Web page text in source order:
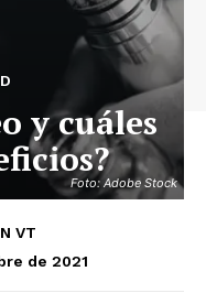
Foto: Adobe Stock
y cuáles
VT
de 2021